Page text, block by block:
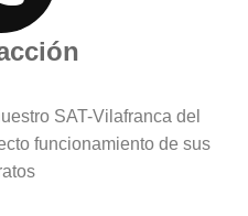
SAT-Vilafranca del
funcionamiento de sus